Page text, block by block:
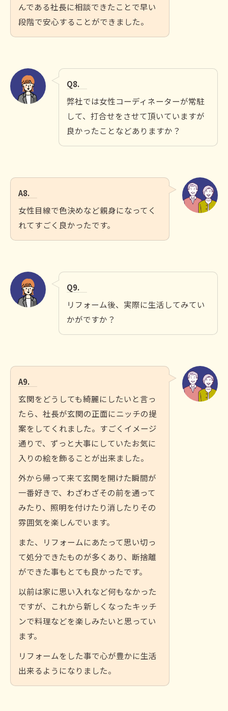
んである社長に相談できたことで早い
段階で安心することができました。
Q8.
弊社では女性コーディネーターが常駐
して、打合せをさせて頂いていますが
良かったことなどありますか？
A8.
女性目線で色決めなど親身になってく
れてすごく良かったです。
Q9.
リフォーム後、実際に生活してみてい
かがですか？
A9.
玄関をどうしても綺麗にしたいと言っ
たら、社長が玄関の正面にニッチの提
案をしてくれました。すごくイメージ
通りで、ずっと大事にしていたお気に
入りの絵を飾ることが出来ました。
外から帰って来て玄関を開けた瞬間が
一番好きで、わざわざその前を通って
みたり、照明を付けたり消したりその
雰囲気を楽しんでいます。
また、リフォームにあたって思い切っ
て処分できたものが多くあり、断捨離
ができた事もとても良かったです。
以前は家に思い入れなど何もなかった
ですが、これから新しくなったキッチ
ンで料理などを楽しみたいと思ってい
ます。
リフォームをした事で心が豊かに生活
出来るようになりました。